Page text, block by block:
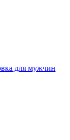
для мужчин